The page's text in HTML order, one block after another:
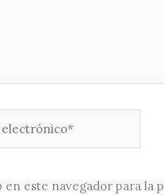
este navegador para la